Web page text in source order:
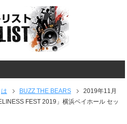
は BUZZ THE BEARS
2019年11月
FEST 2019」横浜ベイホール セッ